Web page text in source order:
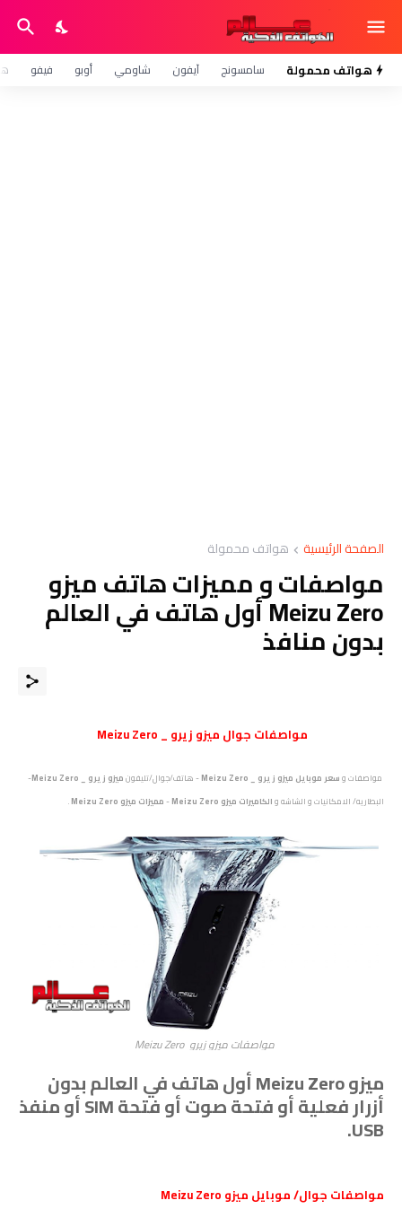
هواتف محمولة سامسونج آيفون شاومي أوبو فيفو
الصفحة الرئيسية هواتف محمولة
مواصفات و مميزات هاتف ميزو
Meizu Zero أول هاتف في العالم
بدون منافذ
مواصفات جوال ميزو زيرو _ Meizu Zero
مواصفات وسعر موبايل ميزو زيرو _ Meizu Zero - هاتف/جوال/تليفونميزو زيرو _ Meizu Zero
-
البطاريه/ الامكانيات و الشاشه والكاميرات ميزو Meizu Zero -مميزات ميزو Meizu Zero .
مواصفات ميزو زيرو Meizu Zero
ميزو Meizu Zero أول هاتف في العالم بدون
أزرار فعلية أو فتحة صوت أو فتحة SIM أو منفذ
USB.
مواصفات جوال/ موبايل ميزو Meizu Zero